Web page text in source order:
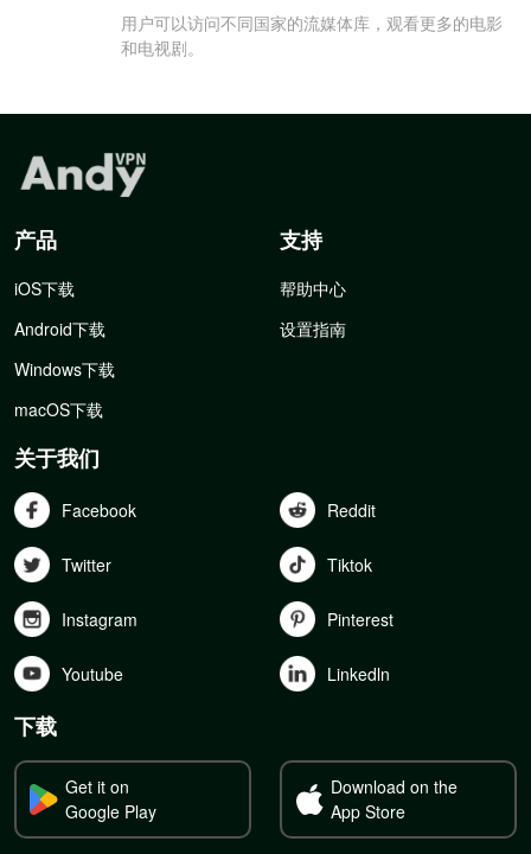
用户可以访问不同国家的流媒体库，观看更多的电影
和电视剧。
产品
iOS下载
Android下载
Windows下载
macOS下载
支持
帮助中心
设置指南
关于我们
Facebook Reddit
Twitter Tiktok
Instagram Pinterest
Youtube Linkedln
下载
Get it on
Google Play
Download on the
App Store